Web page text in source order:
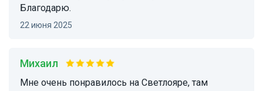
Благодарю.
22 июня 2025
Михаил
Мне очень понравилось на Светлояре, там